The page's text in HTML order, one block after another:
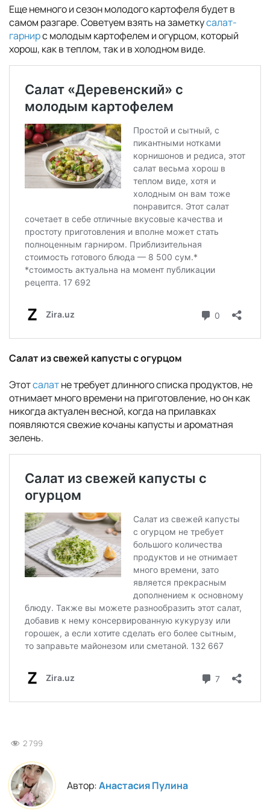
Еще немного и сезон молодого картофеля будет в
самом разгаре. Советуем взять на заметкусалат-
гарнирс молодым картофелем и огурцом, который
хорош, как в теплом, так и в холодном виде.
Салат из свежей капусты с огурцом
Этотсалатне требует длинного списка продуктов, не
отнимает много времени на приготовление, но он как
никогда актуален весной, когда на прилавках
появляются свежие кочаны капусты и ароматная
зелень.
2 799
Автор:Анастасия Пулина